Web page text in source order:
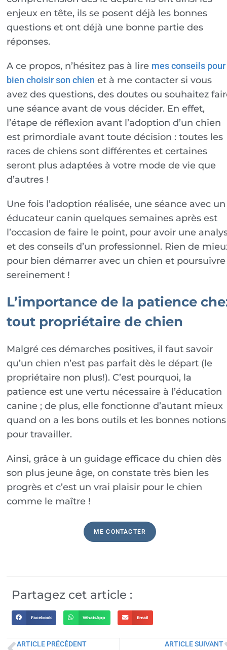
enjeux en tête, ils se posent déjà les bonnes
questions et ont déjà une bonne partie des
réponses.
A ce propos, n’hésitez pas à lire mes conseils pour
bien choisir son chien et à me contacter si vous
avez des questions, des doutes ou souhaitez
une séance avant de vous décider. En effet,
l’étape de réflexion avant l’adoption d’un chien
est primordiale avant toute décision : toutes les
races de chiens sont différentes et certaines
seront plus adaptées à votre mode de vie que
d’autres !
Une fois l’adoption réalisée, une séance avec un
éducateur canin quelques semaines après est
l’occasion de faire le point, pour avoir une
et des conseils d’un professionnel. Rien de
pour bien démarrer avec un chien et poursuivre
sereinement !
L’importance de la patience
tout propriétaire de chien
Malgré ces démarches positives, il faut savoir
qu’un chien n’est pas parfait dès le départ (le
propriétaire non plus!). C’est pourquoi, la
patience est une vertu nécessaire à l’éducation
canine ; de plus, elle fonctionne d’autant mieux
quand on a les bons outils et les bonnes notions
pour travailler.
Ainsi, grâce à un guidage efficace du chien dès
son plus jeune âge, on constate très bien les
progrès et c’est un vrai plaisir pour le chien
comme le maître !
ME CONTACTER
Partagez cet article :
Facebook WhatsApp Email
ARTICLE PRÉCÉDENT ARTICLE SUIVANT